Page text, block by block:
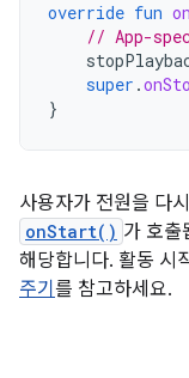
override fun
// App-
super .
}
사용자가 전원을 다
onStart() 가 호출
해당합니다. 활동 시
주기 를 참고하세요.